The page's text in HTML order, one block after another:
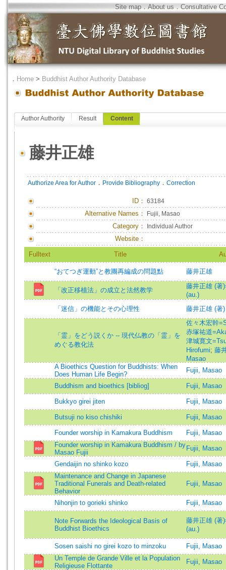
Site map．About us．Consultative
． Home > Buddhist Author Authority Database
Author Authority Result Content
藤井正雄
Authorize Area for Author ． Provide Bibliography ． Correction
ID ： 63184
Alternative Names： Fujii, Masao
Category： Individual Author
Website：
Fulltext Title
“おてつぎ運動”と教團再編成の問題點 藤井正雄
「改正移植法」の成立と法然教学
藤井正雄 (著
(au.)
「迷信」の機能とその心理性
藤井正雄 (著)
「霊」をどう説くか -- 現代仏教の「霊」を
めぐる教化法
佐々木宏幹
赤塚祐道
津城寛文
Hirofumi; 藤
Masao
A Bioethics Question for Buddhists: When
Does Human Life Begin?
Fujii, Masao
Buddhism and bioethics [bibliog] Fujii, Masao
Bukkyo girei jiten Fujii, Masao
Butsuji no kiso chishiki Fujii, Masao
Founder worship in Kamakura Buddhism
Fujii, Masao
Founder worship in Kamakura Buddhism / by
Masao Fujii
Fujii, Masao
Gendaijin no shinko kozo
Fujii, Masao
Maintenance and Change in Japanese
Traditional Funerals and Death-related
Behavior
Fujii, Masao
Nihonjin to gorieki shinko Fujii, Masao
Note Forwards the Ideological Basis of
Buddhist Bioethics
藤井正雄 (著
(au.)
Sosen saishi no girei kozo to minzoku
Fujii, Masao
Un Temple de Grande Ville et la Population
Religieuse Flottante
Fujii, Masao